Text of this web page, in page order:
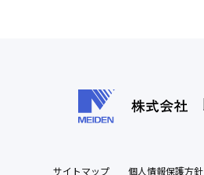
サイトマップ 個人情報保護方針